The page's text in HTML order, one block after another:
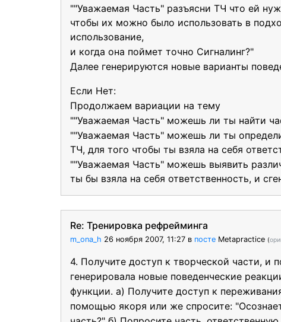
""Уважаемая Часть" разъясни ТЧ что ей
чтобы их можно было использовать в
использование,
и когда она поймет точно Сигналинг?"
Далее генерируются новые варианты
Если Нет:
Продолжаем вариации на тему
""Уважаемая Часть" можешь ли ты найти
""Уважаемая Часть" можешь ли ты
ТЧ, для того чтобы ты взяла на себя
""Уважаемая Часть" можешь выявить
ты бы взяла на себя ответственность, и
Re: Тренировка рефрейминга
m_ona_h 26 ноября 2007, 11:27 в посте Metapractice (
4. Получите доступ к творческой части, и
генерировала новые поведенческие
функции. а) Получите доступ к
помощью якоря или же спросите: